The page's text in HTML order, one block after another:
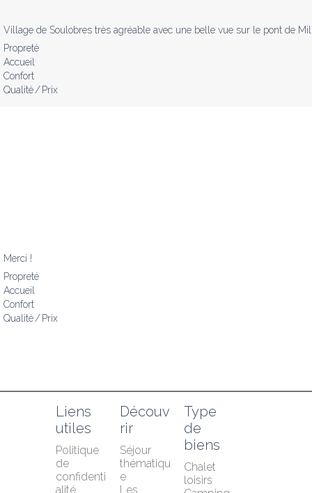
Village de Soulobres très agréable avec une belle vue sur le pont de
Propreté
Accueil
Confort
Qualité / Prix
Merci !
Propreté
Accueil
Confort
Qualité / Prix
Liens
utiles
Politique
de
confidenti
alité
Découv
rir
Séjour
thématiqu
e
Les
Type
de
biens
Chalet
loisirs